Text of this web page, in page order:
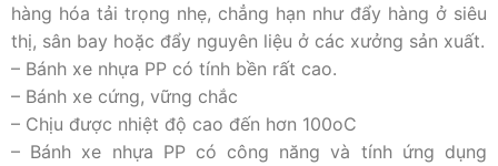
hàng hóa tải trọng nhẹ, chẳng hạn như đẩy hàng ở siêu
thị, sân bay hoặc đẩy nguyên liệu ở các xưởng sản xuất.
– Bánh xe nhựa PP có tính bền rất cao.
– Bánh xe cứng, vững chắc
– Chịu được nhiệt độ cao đến hơn 100oC
– Bánh xe nhựa PP có công năng và tính ứng dụng